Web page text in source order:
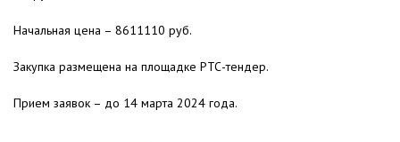
Начальная цена – 8611110 руб.
Закупка размещена на площадке РТС-тендер.
Прием заявок – до 14 марта 2024 года.